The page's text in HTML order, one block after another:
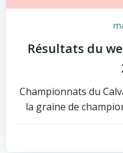
Résultats du
Championnats du
la graine de